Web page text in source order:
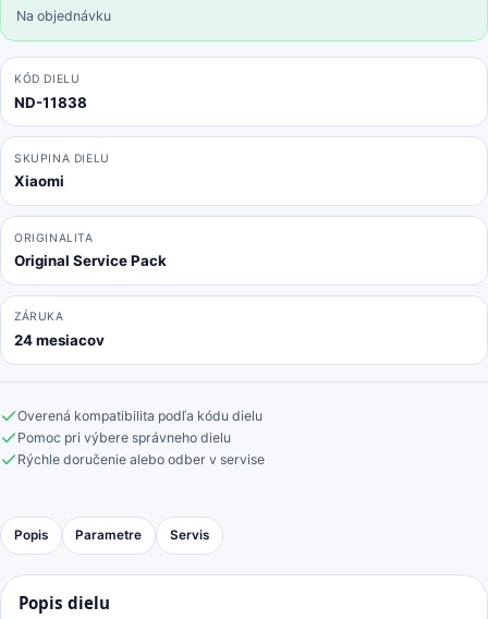
-
Lepka
pod
Batériový
Kryt
Adhesive
320200003F4U
Genuine
Service
Pack
Na objednávku
KÓD DIELU
ND-11838
SKUPINA DIELU
Xiaomi
ORIGINALITA
Original Service Pack
ZÁRUKA
24 mesiacov
Overená kompatibilita podľa kódu dielu
Pomoc pri výbere správneho dielu
Rýchle doručenie alebo odber v servise
Popis Parametre Servis
Popis dielu